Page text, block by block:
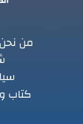
من نحن
كتاب و